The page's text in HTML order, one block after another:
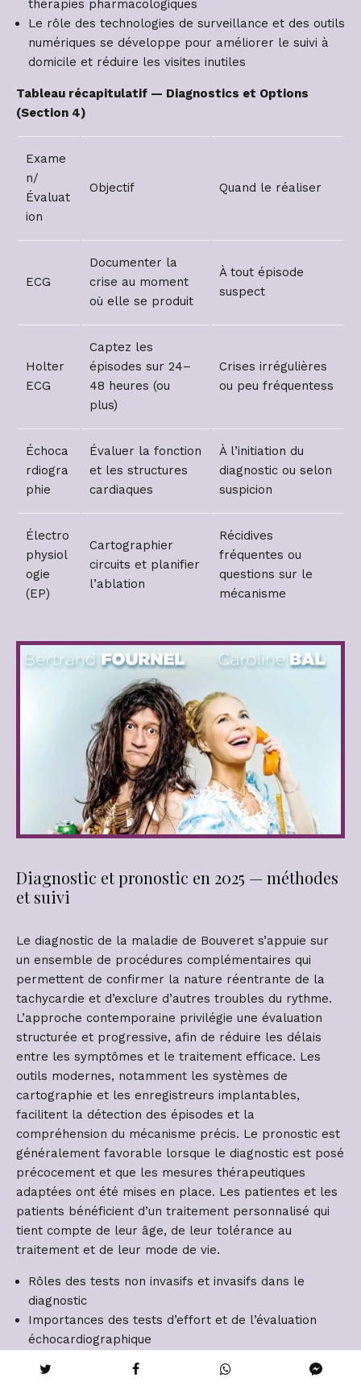
thérapies pharmacologiques
Le rôle des technologies de surveillance et des outils
numériques se développe pour améliorer le suivi à
domicile et réduire les visites inutiles
Tableau récapitulatif — Diagnostics et Options
(Section 4)
Exame
n/
Évaluat
ion
Objectif Quand le réaliser
ECG
Documenter la
crise au moment
où elle se produit
À tout épisode
suspect
Holter
ECG
Captez les
épisodes sur 24–
48 heures (ou
plus)
Crises irrégulières
ou peu fréquentess
Échoca
rdiogra
phie
Évaluer la fonction
et les structures
cardiaques
À l’initiation du
diagnostic ou selon
suspicion
Électro
physiol
ogie
(EP)
Cartographier
circuits et planifier
l’ablation
Récidives
fréquentes ou
questions sur le
mécanisme
Diagnostic et pronostic en 2025 — méthodes
et suivi
Le diagnostic de la maladie de Bouveret s’appuie sur
un ensemble de procédures complémentaires qui
permettent de confirmer la nature réentrante de la
tachycardie et d’exclure d’autres troubles du rythme.
L’approche contemporaine privilégie une évaluation
structurée et progressive, afin de réduire les délais
entre les symptômes et le traitement efficace. Les
outils modernes, notamment les systèmes de
cartographie et les enregistreurs implantables,
facilitent la détection des épisodes et la
compréhension du mécanisme précis. Le pronostic est
généralement favorable lorsque le diagnostic est posé
précocement et que les mesures thérapeutiques
adaptées ont été mises en place. Les patientes et les
patients bénéficient d’un traitement personnalisé qui
tient compte de leur âge, de leur tolérance au
traitement et de leur mode de vie.
Rôles des tests non invasifs et invasifs dans le
diagnostic
Importances des tests d’effort et de l’évaluation
échocardiographique
électriques pour confirmer le circuit